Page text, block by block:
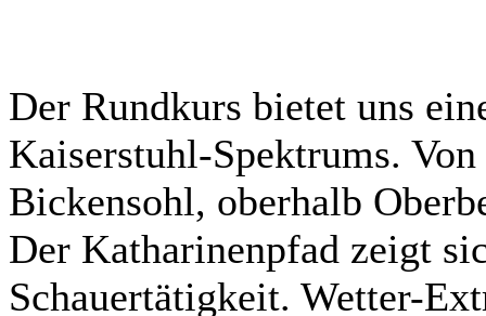
Der Rundkurs bietet uns
Kaiserstuhl-Spektrums.
Bickensohl, oberhalb
Der Katharinenpfad zeigt
Schauertätigkeit. Wetter-